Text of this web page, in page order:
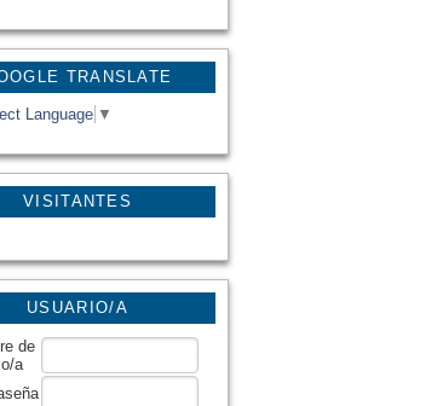
TRANSLATE
Language ▼
VISITANTES
USUARIO/A
de
a